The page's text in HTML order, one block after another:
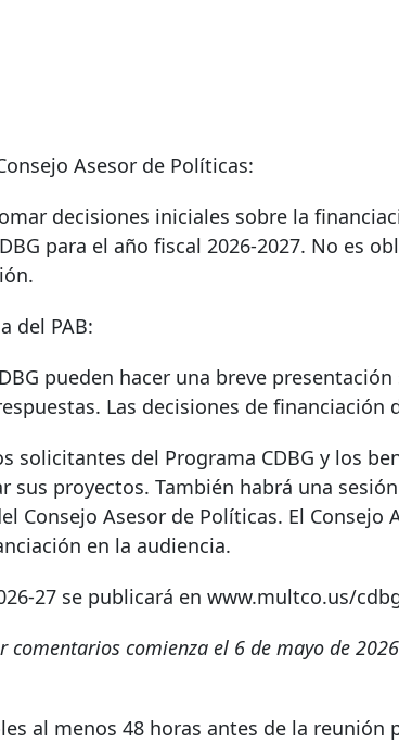
Asesor de Políticas:
decisiones iniciales sobre la
para el año fiscal 2026-2027. No es
del PAB:
pueden hacer una breve
Las decisiones de financiación
solicitantes del Programa CDBG y los
sus proyectos. También habrá una
Consejo Asesor de Políticas. El Consejo
en la audiencia.
27 se publicará en www.multco.us/
comentarios comienza el 6 de mayo de
al menos 48 horas antes de la reunión